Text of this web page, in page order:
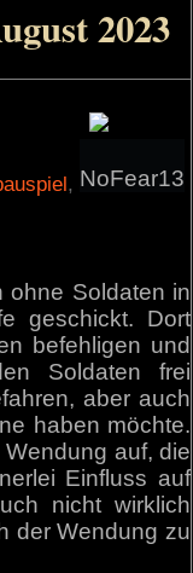
2023
NoFear13
,
ohne Soldaten in
geschickt. Dort
befehligen und
Soldaten frei
aber auch
haben möchte.
auf, die
Einfluss auf
nicht wirklich
der Wendung zu